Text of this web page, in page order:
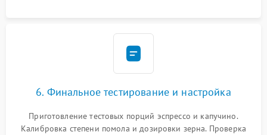
6. Финальное тестирование и настройка
Приготовление тестовых порций эспрессо и капучино.
Калибровка степени помола и дозировки зерна. Проверка